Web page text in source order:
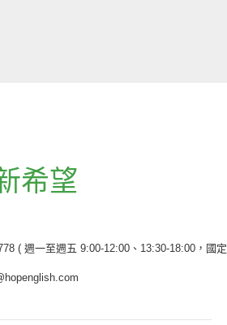
希望
( 週一至週五 9:00-12:00、13:30-18:00，國定